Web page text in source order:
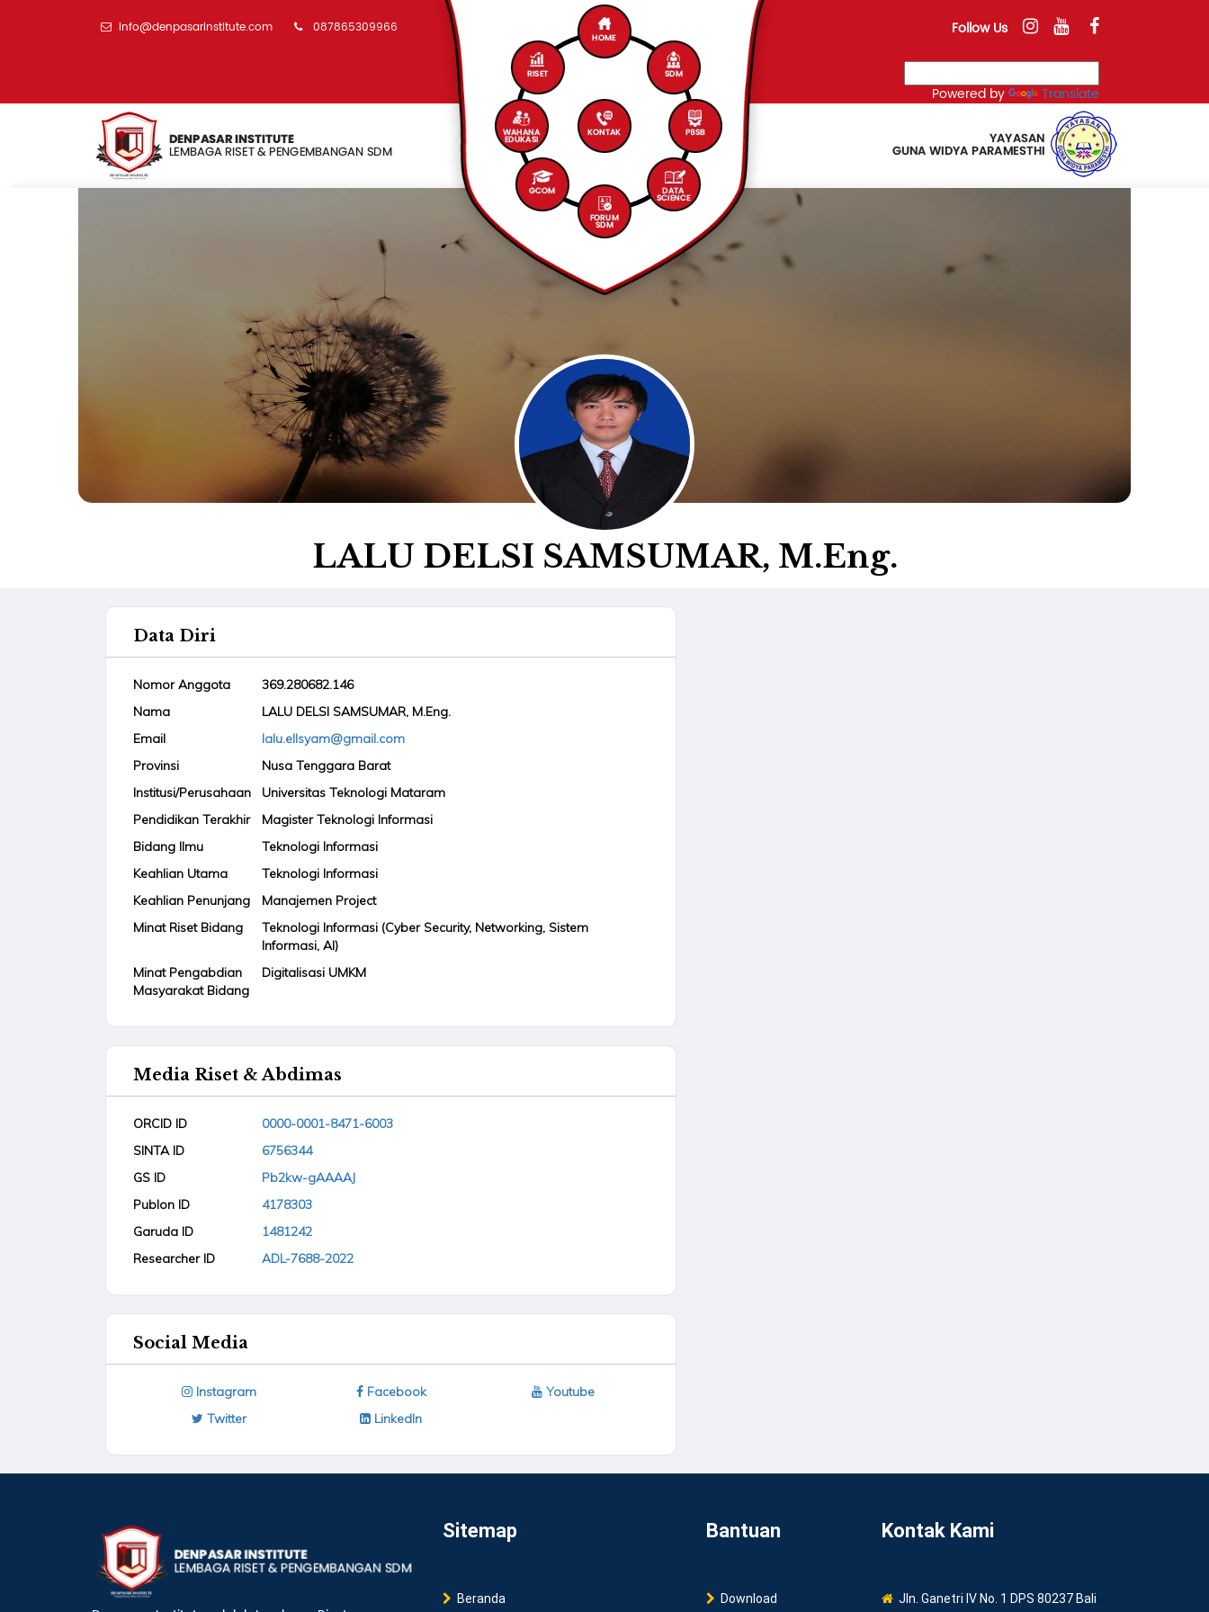
info@denpasarinstitute.com 087865309966 Follow Us
Powered by Translate
LALU DELSI SAMSUMAR, M.Eng.
Data Diri
Nomor Anggota
369.280682.146
Nama
LALU DELSI SAMSUMAR, M.Eng.
Email
lalu.ellsyam@gmail.com
Provinsi
Nusa Tenggara Barat
Institusi/Perusahaan
Universitas Teknologi Mataram
Pendidikan Terakhir
Magister Teknologi Informasi
Bidang Ilmu
Teknologi Informasi
Keahlian Utama
Teknologi Informasi
Keahlian Penunjang
Manajemen Project
Minat Riset Bidang
Teknologi Informasi (Cyber Security, Networking, Sistem
Informasi, AI)
Minat Pengabdian
Masyarakat Bidang
Digitalisasi UMKM
Media Riset & Abdimas
ORCID ID
0000-0001-8471-6003
SINTA ID
6756344
GS ID
Pb2kw-gAAAAJ
Publon ID
4178303
Garuda ID
1481242
Researcher ID
ADL-7688-2022
Social Media
Instagram Facebook
Youtube
Twitter
LinkedIn
Sitemap
Beranda
Bantuan
Download
Kontak Kami
Jln. Ganetri IV No. 1 DPS 80237 Bali